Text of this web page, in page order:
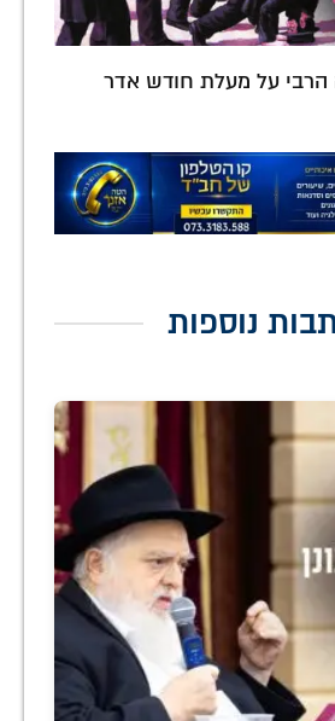
הרבי על מעלת חודש אדר
נוספות